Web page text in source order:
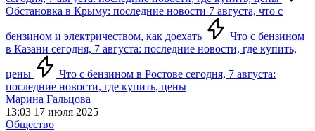
Обстановка в Крыму: последние новости 7 августа, что с
бензином и электричеством, как доехать
Что с бензином
в Казани сегодня, 7 августа: последние новости, где купить,
цены
Что с бензином в Ростове сегодня, 7 августа:
последние новости, где купить, цены
Марина Гальцова
13:03 17 июля 2025
Общество